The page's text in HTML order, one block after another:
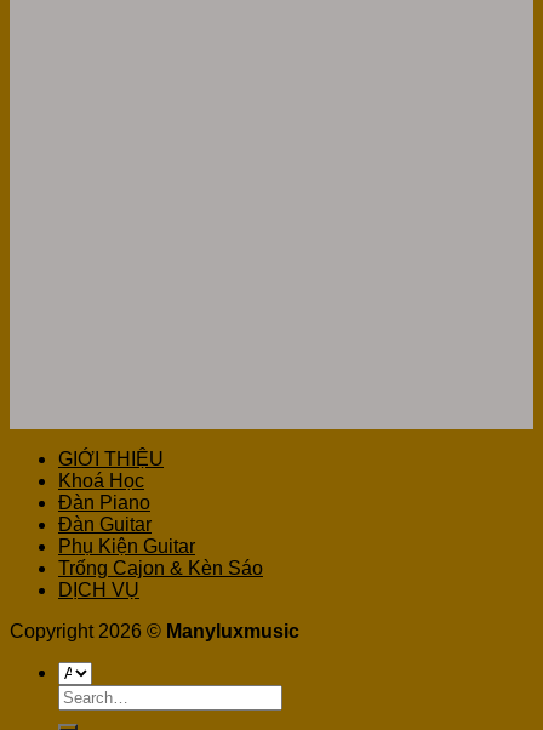
GIỚI THIỆU
Khoá Học
Đàn Piano
Đàn Guitar
Phụ Kiện Guitar
Trống Cajon & Kèn Sáo
DỊCH VỤ
Copyright 2026 © Manyluxmusic
Search
for: